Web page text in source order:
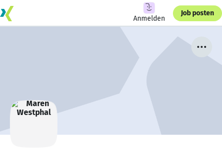
Anmelden
Job posten